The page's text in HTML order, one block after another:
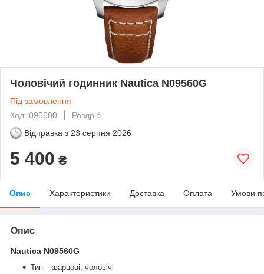
Чоловічий годинник Nautica N09560G
Під замовлення
Код: 095600
Роздріб
Відправка з 23 серпня 2026
5 400 ₴
Опис Характеристики Доставка Оплата Умови
Опис
Nautica N09560G​
Тип - кварцові, чоловічі